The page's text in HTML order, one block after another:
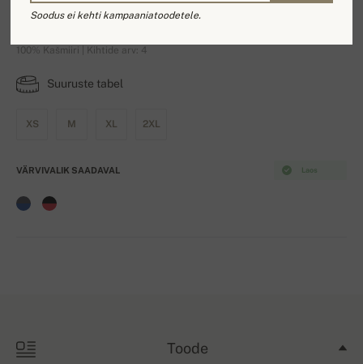
Arth
100% Kašmiiri | Kihtide arv: 4
Suuruste tabel
XS M XL 2XL
Laos
VÄRVIVALIK SAADAVAL
Toode
Soodus ei kehti kampaaniatoodetele.